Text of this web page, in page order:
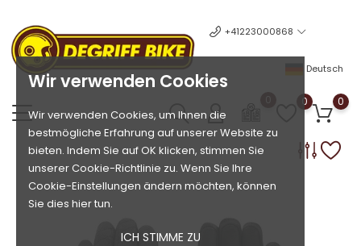
Wir verwenden Cookies
Wir verwenden Cookies, um Ihnen die
bestmögliche Erfahrung auf unserer Website zu
bieten. Indem Sie auf OK klicken, stimmen Sie
unserer Cookie-Richtlinie zu. Wenn Sie Ihre
Cookie-Einstellungen ändern möchten, können
Sie dies hier tun.
ICH STIMME ZU
+41223000868
Deutsch
0 0